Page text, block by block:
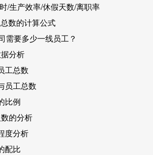
/生产效率/休假天数/离职率
数的计算公式
需要多少一线员工？
分析
工总数
员工总数
比例
的分析
度分析
配比